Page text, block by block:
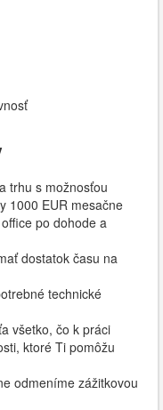
trhu s možnosťou
1000 EUR mesačne
po dohode a
dostatok času na
technické
všetko, čo k práci
ktoré Ti pomôžu
odmeníme zážitkovou